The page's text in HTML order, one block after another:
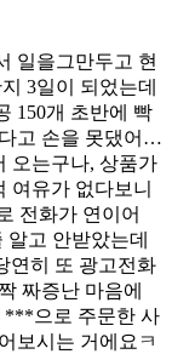
일을그만두고 현
3일이 되었는데
150개 초반에 빡
고 손을 못댔어요
오는구나, 상품가
유가 없다보니
전화가 연이어
고 안받았는데
연히 또 광고전화
짜증난 마음에
***으로 주문한 사
보시는 거에요ㅋ